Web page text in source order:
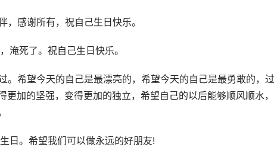
感谢所有，祝自己生日快乐。
淹死了。祝自己生日快乐。
。希望今天的自己是最漂亮的，希望今天的自己是最勇敢的，过
更加的坚强，变得更加的独立，希望自己的以后能够顺风顺水
日。希望我们可以做永远的好朋友!